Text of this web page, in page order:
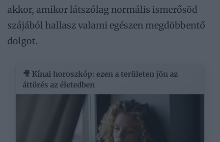
akkor, amikor látszólag normális ismerősöd
szájából hallasz valami egészen megdöbbentő
dolgot.
🎥 Kínai horoszkóp: ezen a területen jön az
áttörés az életedben